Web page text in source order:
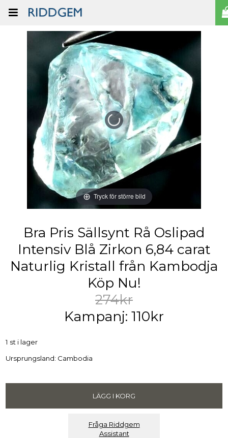
Tryck för större bild
Bra Pris Sällsynt Rå Oslipad
Intensiv Blå Zirkon 6,84 carat
Naturlig Kristall från Kambodja
Köp Nu!
274kr
Kampanj: 110kr
1 st i lager
Ursprungsland: Cambodia
Fråga Riddgem
Assistant